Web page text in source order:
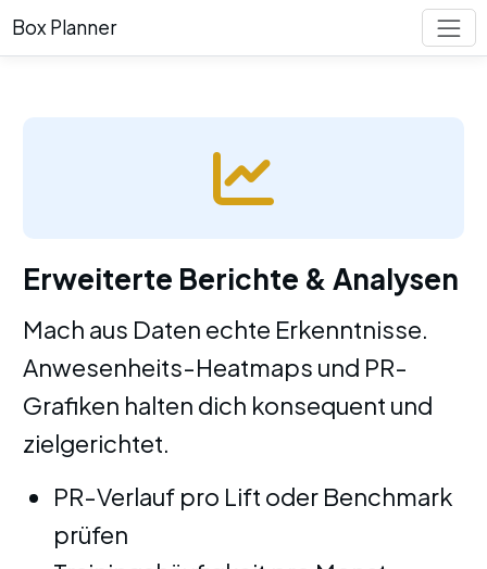
Box Planner
Erweiterte Berichte & Analysen
Mach aus Daten echte Erkenntnisse.
Anwesenheits-Heatmaps und PR-
Grafiken halten dich konsequent und
zielgerichtet.
PR-Verlauf pro Lift oder Benchmark
prüfen